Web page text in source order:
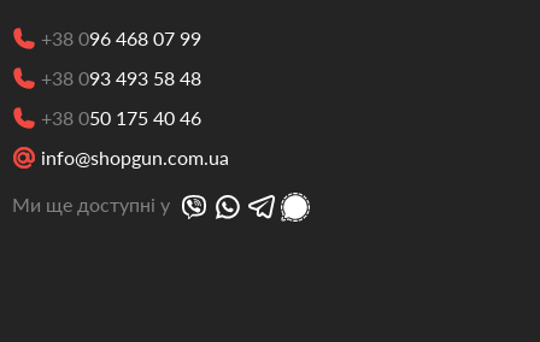
+38 096 468 07 99
+38 093 493 58 48
+38 050 175 40 46
info@shopgun.com.ua
Ми ще доступні у